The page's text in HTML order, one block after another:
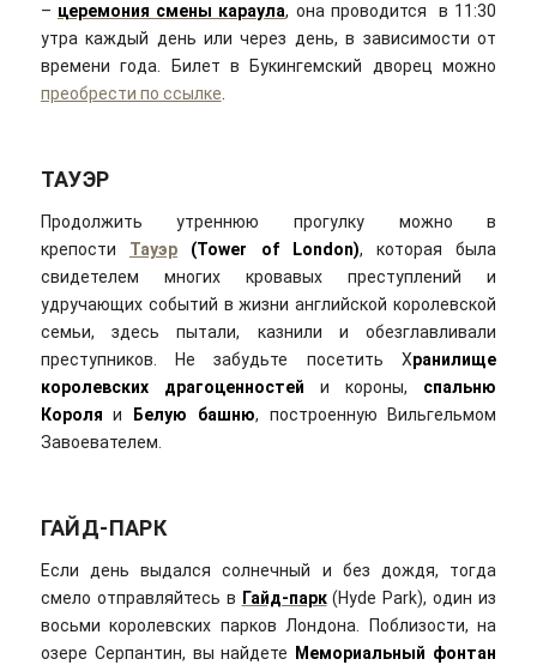
– церемония смены караула, она проводится в 11:30
утра каждый день или через день, в зависимости от
времени года. Билет в Букингемский дворец можно
преобрести по ссылке.
ТАУЭР
Продолжить утреннюю прогулку можно в
крепости Тауэр(Tower of London), которая была
свидетелем многих кровавых преступлений и
удручающих событий в жизни английской королевской
семьи, здесь пытали, казнили и обезглавливали
преступников. Не забудьте посетить Хранилище
королевских драгоценностей и короны, спальню
Короля и Белую башню, построенную Вильгельмом
Завоевателем.
ГАЙД-ПАРК
Если день выдался солнечный и без дождя, тогда
смело отправляйтесь в Гайд-парк(Hyde Park), один из
восьми королевских парков Лондона. Поблизости, на
озере Серпантин, вы найдете
Мемориальный фонтан